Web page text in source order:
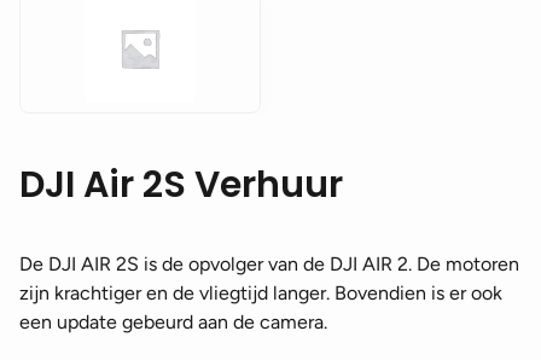
DJI Air 2S Verhuur
De DJI AIR 2S is de opvolger van de DJI AIR 2. De motoren
zijn krachtiger en de vliegtijd langer. Bovendien is er ook
een update gebeurd aan de camera.